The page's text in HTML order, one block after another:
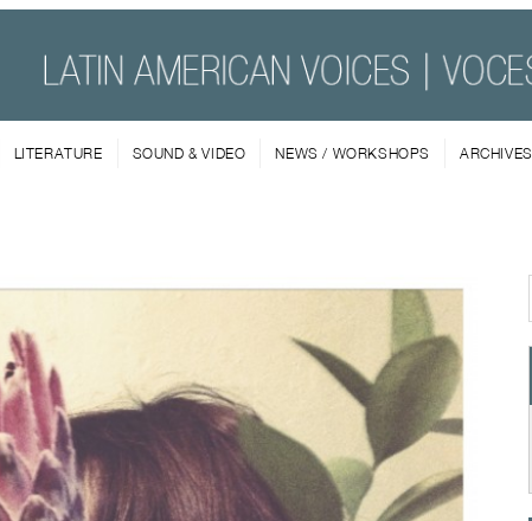
LITERATURE SOUND & VIDEO NEWS / WORKSHOPS ARCHIVES